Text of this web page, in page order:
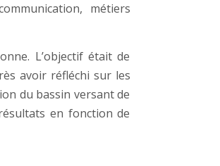
métiers
L’objectif était de
avoir réfléchi sur les
du bassin versant de
en fonction de